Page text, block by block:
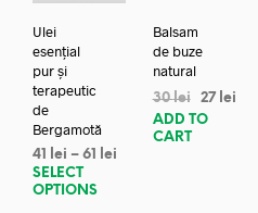
Ulei
esențial
pur și
terapeutic
de
Bergamotă
41 lei – 61
lei
SELECT
OPTIONS
Balsam
de buze
natural
30lei 27 lei
ADD TO
CART